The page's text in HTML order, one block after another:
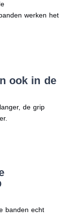
werken het
ook in de
de grip
banden echt